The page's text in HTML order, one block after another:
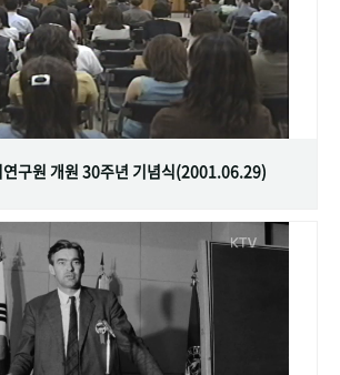
구원 개원 30주년 기념식(2001.06.29)